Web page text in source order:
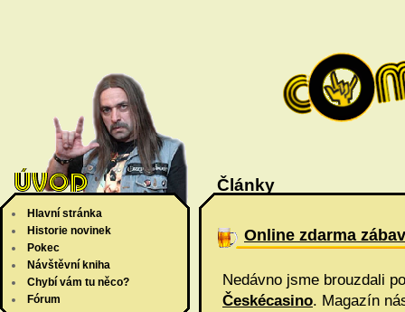
Hlavní stránka
Historie novinek
Pokec
Návštěvní kniha
Chybí vám tu něco?
Fórum
Články
Online zdarma
Nedávno jsme brouzdali
Českécasino. Magazín